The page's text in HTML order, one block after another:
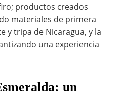
productos creados
materiales de primera
y tripa de Nicaragua, y la
una experiencia
un